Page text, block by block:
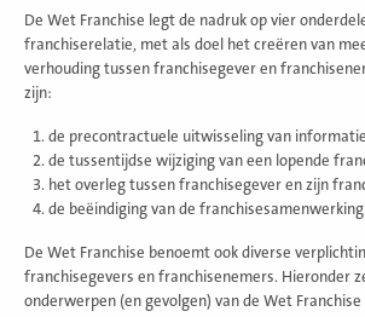
De Wet Franchise legt de nadruk op vier
franchiserelatie, met als doel het creëren van
verhouding tussen franchisegever en
zijn:
de precontractuele uitwisseling van
de tussentijdse wijziging van een lopende
het overleg tussen franchisegever en zijn
de beëindiging van de
De Wet Franchise benoemt ook diverse
franchisegevers en franchisenemers. Hieronder
onderwerpen (en gevolgen) van de Wet